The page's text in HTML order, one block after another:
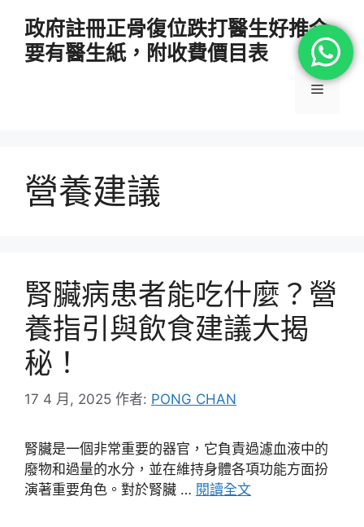
政府註冊正骨復位跌打醫生好推介
要有醫生紙，附收費價目表
選
營養建議
腎臟病患者能吃什麼？營
養指引與飲食建議大揭
秘！
17 4 月, 2025 作者: PONG CHAN
腎臟是一個非常重要的器官，它負責過濾血液中的
廢物和過量的水分，並在維持身體各項功能方面扮
演著重要角色。對於腎臟 … 閱讀全文